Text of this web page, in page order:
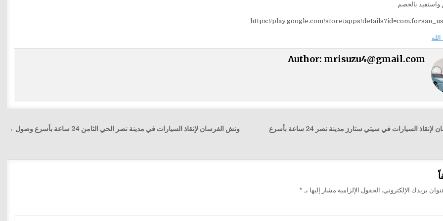
واستفيد بالخصم
https://play.google.com/store/apps/
Author: mrisuzu4@gmail.com
ونش الفرسان لإنقاذ السيارات في مدينة نصر الحي الثامن 24 ساعة بأسرع وصول →
← ونش الفرسان لإنقاذ السيارات في سيتي ستارز مدينة نصر 24 ساعة بأسرع
بريدك الإلكتروني. الحقول الإلزامية مشار إليها بـ *